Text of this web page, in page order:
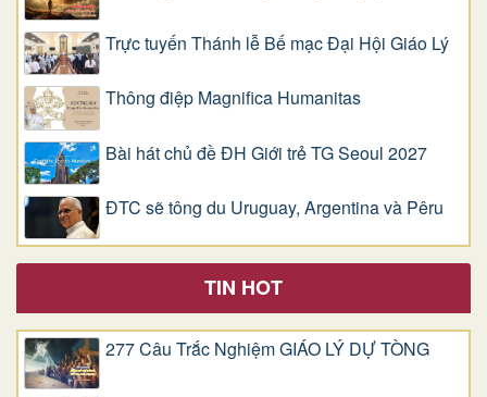
Trực tuyến Thánh lễ Bế mạc Đại Hội Giáo Lý
Thông điệp Magnifica Humanitas
Bài hát chủ đề ĐH Giới trẻ TG Seoul 2027
ĐTC sẽ tông du Uruguay, Argentina và Pêru
TIN HOT
277 Câu Trắc Nghiệm GIÁO LÝ DỰ TÒNG